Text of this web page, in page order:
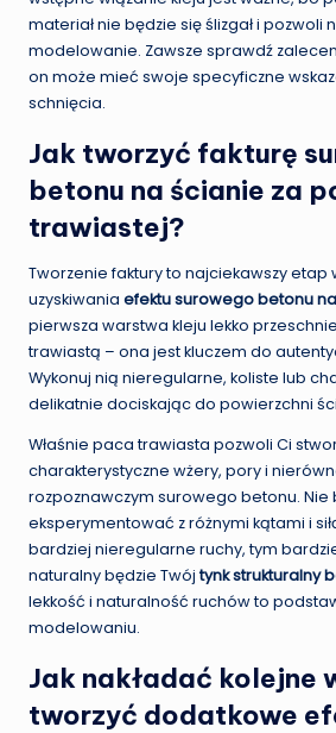
materiał nie będzie się ślizgał i pozwoli
modelowanie. Zawsze sprawdź
on może mieć swoje specyficzne
schnięcia.
Jak tworzyć fakturę
betonu na ścianie za
trawiastej?
Tworzenie faktury to najciekawszy etap
uzyskiwania efektu surowego betonu
pierwsza warstwa kleju lekko
trawiastą – ona jest kluczem do
Wykonuj nią nieregularne, koliste lub
delikatnie dociskając do powierzchni
Właśnie paca trawiasta pozwoli Ci
charakterystyczne wżery, pory i
rozpoznawczym surowego betonu. Nie
eksperymentować z różnymi kątami i
bardziej nieregularne ruchy, tym
naturalny będzie Twójtynk strukturalny
lekkość i naturalność ruchów to
modelowaniu.
Jak nakładać kolejne
tworzyć dodatkowe